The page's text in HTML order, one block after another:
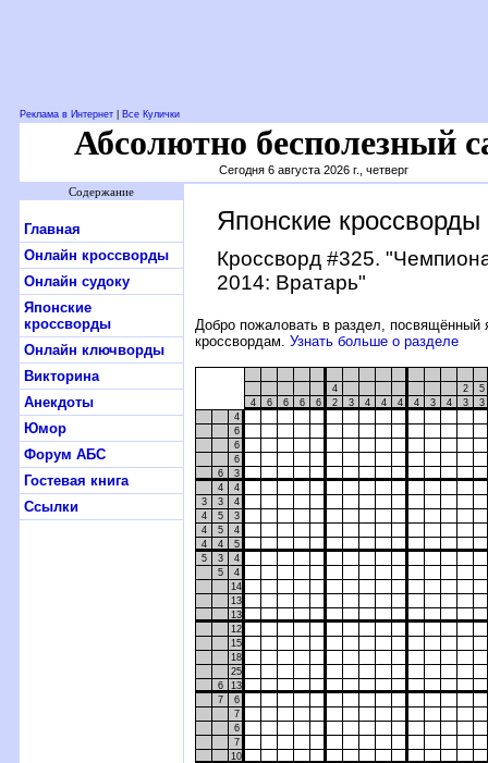
Реклама в Интернет Все Кулички
Абсолютно бесполезный
Сегодня 6 августа 2026 г., четверг
Содержание
Главная
Онлайн кроссворды
Онлайн судоку
Японские
кроссворды
Онлайн ключворды
Викторина
Анекдоты
Юмор
Форум АБС
Гостевая книга
Ссылки
Японские
Кроссворд #325.
2014: Вратарь"
Добро пожаловать в раздел, посвящённый
кроссвордам. Узнать больше о разделе
4 2
5
4
6 6 6 6 2 3 4 4 4 4 3 4 3
3
4
6
6
6
6
3
4
4
3
3
4
4
5
3
4
5
4
4
4
5
5
3
4
5
4
14
13
13
12
15
18
25
6
13
7
6
7
6
7
10